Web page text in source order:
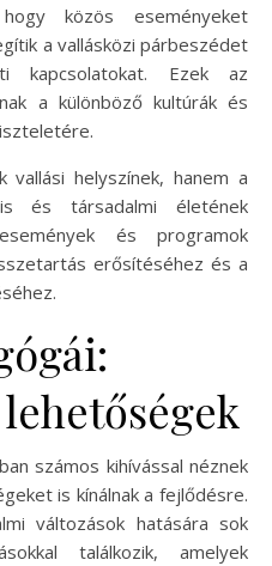
közös eseményeket
a vallásközi párbeszédet
kapcsolatokat. Ezek az
a különböző kultúrák és
vallási helyszínek, hanem a
és társadalmi életének
és programok
erősítéséhez és a
számos kihívással néznek
is kínálnak a fejlődésre.
változások hatására sok
találkozik, amelyek